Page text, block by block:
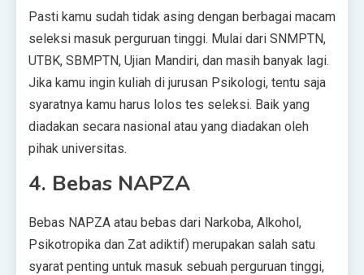
Pasti kamu sudah tidak asing dengan berbagai macam
seleksi masuk perguruan tinggi. Mulai dari SNMPTN,
UTBK, SBMPTN, Ujian Mandiri, dan masih banyak lagi.
Jika kamu ingin kuliah di jurusan Psikologi, tentu saja
syaratnya kamu harus lolos tes seleksi. Baik yang
diadakan secara nasional atau yang diadakan oleh
pihak universitas.
4. Bebas NAPZA
Bebas NAPZA atau bebas dari Narkoba, Alkohol,
Psikotropika dan Zat adiktif) merupakan salah satu
syarat penting untuk masuk sebuah perguruan tinggi,